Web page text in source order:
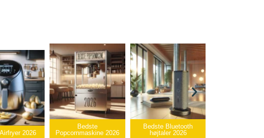
2026
Bedste
Popcornmaskine 2026
Bedste Bluetooth
højtaler 2026